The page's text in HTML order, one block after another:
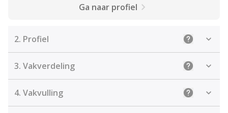
Ga naar profiel
2. Profiel Uitleg:
3. Vakverdeling Uitleg:
4. Vakvulling Uitleg: De